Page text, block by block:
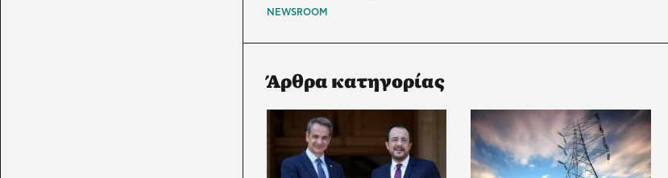
NEWSROOM
Άρθρα κατηγορίας